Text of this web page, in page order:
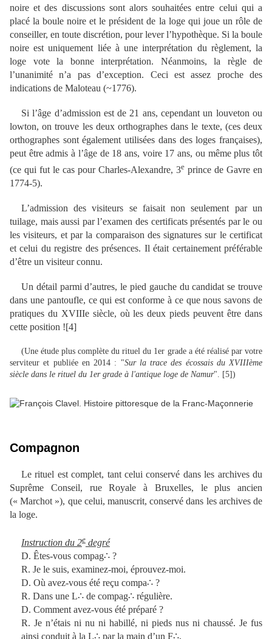
noire et des discussions sont alors souhaitées entre celui qui a
placé la boule noire et le président de la loge qui joue un rôle de
conseiller, en toute discrétion, pour lever l’hypothèque. Si la boule
noire est uniquement liée à une interprétation du règlement, la
loge vote la bonne interprétation. Néanmoins, la règle de
l’unanimité n’a pas d’exception. Ceci est assez proche des
indications de Maloteau (~1776).
Si l’âge d’admission est de 21 ans, cependant un louveton ou
lowton, on trouve les deux orthographes dans le texte, (ces deux
orthographes sont également utilisées dans des loges françaises),
peut être admis à l’âge de 18 ans, voire 17 ans, ou même plus tôt
(ce qui fut le cas pour Charles-Alexandre, 3e prince de Gavre en
1774-5).
L’admission des visiteurs se faisait non seulement par un
tuilage, mais aussi par l’examen des certificats présentés par le ou
les visiteurs, et par la comparaison des signatures sur le certificat
et celui du registre des présences. Il était certainement préférable
d’être un visiteur connu.
Un détail parmi d’autres, le pied gauche du candidat se trouve
dans une pantoufle, ce qui est conforme à ce que nous savons de
pratiques du XVIIIe siècle, où les deux pieds peuvent être dans
cette position ![4]
(Une étude plus complète du rituel du 1er grade a été réalisé par votre
serviteur et publiée en 2014 : "Sur la trace des écossais du XVIIIème
siècle dans le rituel du 1er grade à l'antique loge de Namur". [5])
Compagnon
Le rituel est complet, tant celui conservé dans les archives du
Suprême Conseil, rue Royale à Bruxelles, le plus ancien
(« Marchot »), que celui, manuscrit, conservé dans les archives de
la loge.
Instruction du 2edegré
D. Êtes-vous compag∴ ?
R. Je le suis, examinez-moi, éprouvez-moi.
D. Où avez-vous été reçu compa∴ ?
R. Dans une L∴ de compag∴ régulière.
D. Comment avez-vous été préparé ?
R. Je n’étais ni nu ni habillé, ni pieds nus ni chaussé. Je fus
ainsi conduit à la L∴ par la main d’un F∴.